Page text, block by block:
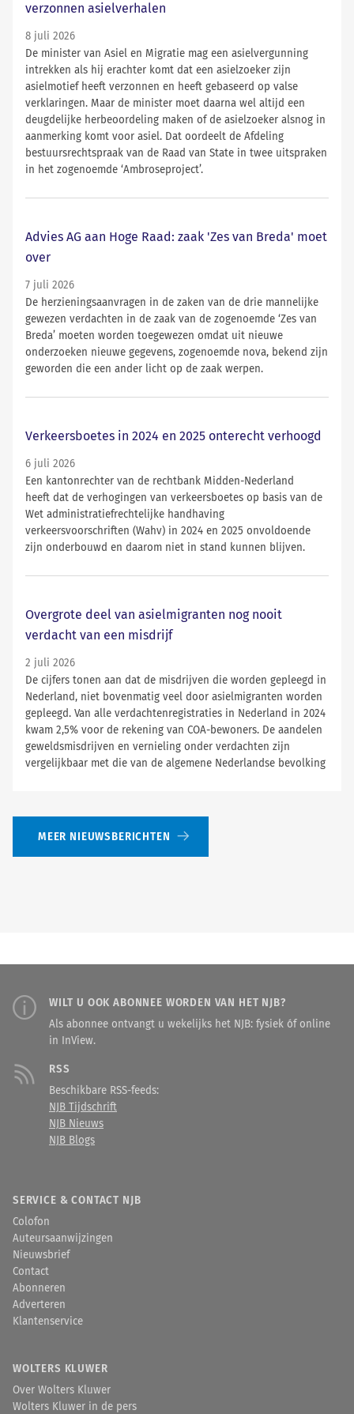
verzonnen asielverhalen
8 juli 2026
De minister van Asiel en Migratie mag een asielvergunning
intrekken als hij erachter komt dat een asielzoeker zijn
asielmotief heeft verzonnen en heeft gebaseerd op valse
verklaringen. Maar de minister moet daarna wel altijd een
deugdelijke herbeoordeling maken of de asielzoeker alsnog in
aanmerking komt voor asiel. Dat oordeelt de Afdeling
bestuursrechtspraak van de Raad van State in twee uitspraken
in het zogenoemde ‘Ambroseproject’.
Advies AG aan Hoge Raad: zaak 'Zes van Breda' moet
over
7 juli 2026
De herzieningsaanvragen in de zaken van de drie mannelijke
gewezen verdachten in de zaak van de zogenoemde ‘Zes van
Breda’ moeten worden toegewezen omdat uit nieuwe
onderzoeken nieuwe gegevens, zogenoemde nova, bekend zijn
geworden die een ander licht op de zaak werpen.
Verkeersboetes in 2024 en 2025 onterecht verhoogd
6 juli 2026
Een kantonrechter van de rechtbank Midden-Nederland
heeft dat de verhogingen van verkeersboetes op basis van de
Wet administratiefrechtelijke handhaving
verkeersvoorschriften (Wahv) in 2024 en 2025 onvoldoende
zijn onderbouwd en daarom niet in stand kunnen blijven.
Overgrote deel van asielmigranten nog nooit
verdacht van een misdrijf
2 juli 2026
De cijfers tonen aan dat de misdrijven die worden gepleegd in
Nederland, niet bovenmatig veel door asielmigranten worden
gepleegd. Van alle verdachtenregistraties in Nederland in 2024
kwam 2,5% voor de rekening van COA-bewoners. De aandelen
geweldsmisdrijven en vernieling onder verdachten zijn
vergelijkbaar met die van de algemene Nederlandse bevolking
MEER NIEUWSBERICHTEN
WILT U OOK ABONNEE WORDEN VAN HET NJB?
Als abonnee ontvangt u wekelijks het NJB: fysiek óf online
in InView.
RSS
Beschikbare RSS-feeds:
NJB Tijdschrift
NJB Nieuws
NJB Blogs
SERVICE & CONTACT NJB
Colofon
Auteursaanwijzingen
Nieuwsbrief
Contact
Abonneren
Adverteren
Klantenservice
WOLTERS KLUWER
Over Wolters Kluwer
Wolters Kluwer in de pers